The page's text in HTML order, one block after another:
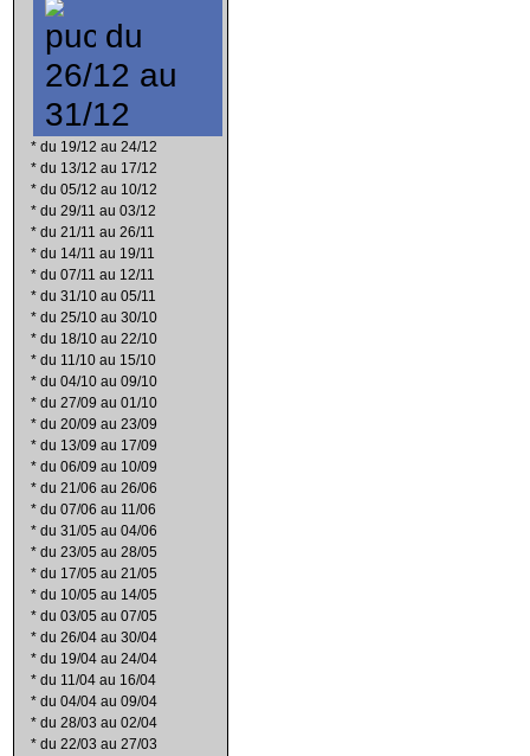
du
26/12 au
31/12
* du 19/12 au 24/12
* du 13/12 au 17/12
* du 05/12 au 10/12
* du 29/11 au 03/12
* du 21/11 au 26/11
* du 14/11 au 19/11
* du 07/11 au 12/11
* du 31/10 au 05/11
* du 25/10 au 30/10
* du 18/10 au 22/10
* du 11/10 au 15/10
* du 04/10 au 09/10
* du 27/09 au 01/10
* du 20/09 au 23/09
* du 13/09 au 17/09
* du 06/09 au 10/09
* du 21/06 au 26/06
* du 07/06 au 11/06
* du 31/05 au 04/06
* du 23/05 au 28/05
* du 17/05 au 21/05
* du 10/05 au 14/05
* du 03/05 au 07/05
* du 26/04 au 30/04
* du 19/04 au 24/04
* du 11/04 au 16/04
* du 04/04 au 09/04
* du 28/03 au 02/04
* du 22/03 au 27/03